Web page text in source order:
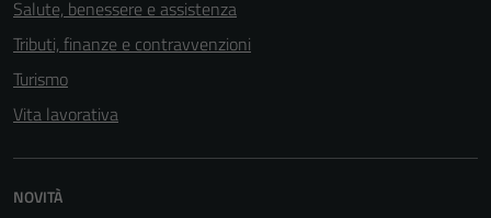
Salute, benessere e assistenza
Tributi, finanze e contravvenzioni
Turismo
Vita lavorativa
NOVITÀ